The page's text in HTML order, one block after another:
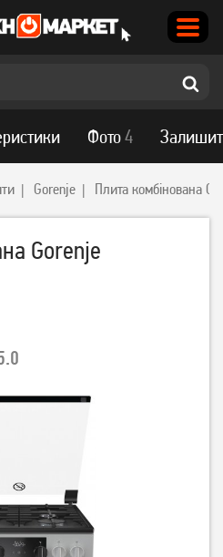
Gorenje Плита комбінована
Gorenje
Фото4